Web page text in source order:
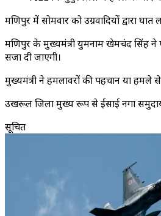
मणिपुर में सोमवार को उग्रवादियों
मणिपुर के मुख्यमंत्री युमनाम खेमचंद सिंह ने
सजा दी जाएगी।
मुख्यमंत्री ने हमलावरों की पहचान या हमले
उखरूल जिला मुख्य रूप से ईसाई नगा समुदाय
सूचित